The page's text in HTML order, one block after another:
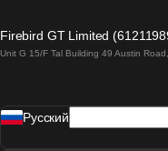
Firebird GT Limited
Unit G 15/F Tal Building 49 Austin
Pусский